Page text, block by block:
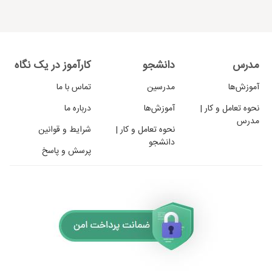
مدرس
آموزش‌ها
نحوه تعامل و کار |
مدرس
دانشجو
مدرسین
آموزش‌ها
نحوه تعامل و کار |
دانشجو
کارآموز در یک نگاه
تماس با ما
درباره ما
شرایط و قوانین
پرسش و پاسخ